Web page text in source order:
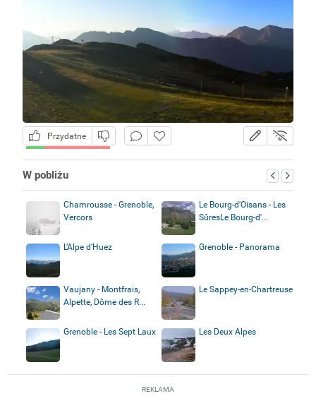
Przydatne
W pobliżu
Chamrousse - Grenoble,
Vercors
Le Bourg-d'Oisans - Les
SûresLe Bourg-d'...
L’Alpe d’Huez Grenoble - Panorama
Vaujany - Montfrais,
Alpette, Dôme des R...
Le Sappey-en-Chartreuse
Grenoble - Les Sept Laux Les Deux Alpes
REKLAMA